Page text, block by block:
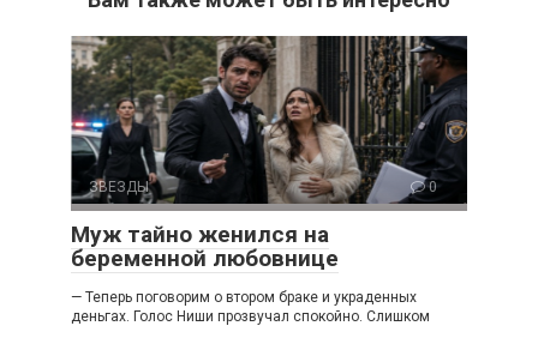
ЗВЕЗДЫ 0
Муж тайно женился на
беременной любовнице
— Теперь поговорим о втором браке и украденных
деньгах. Голос Ниши прозвучал спокойно. Слишком